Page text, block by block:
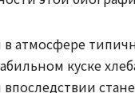
атмосфере
куске